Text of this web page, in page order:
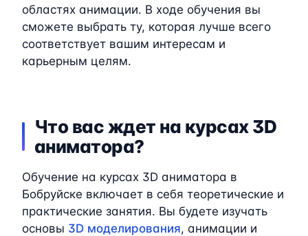
областях анимации. В ходе обучения вы
сможете выбрать ту, которая лучше всего
соответствует вашим интересам и
карьерным целям.
Что вас ждет на курсах 3D
аниматора?
Обучение на курсах 3D аниматора в
Бобруйске включает в себя теоретические и
практические занятия. Вы будете изучать
основы 3D моделирования, анимации и